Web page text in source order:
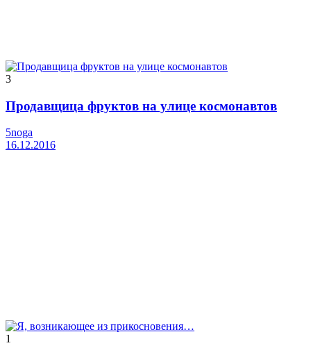
3
Продавщица фруктов на улице космонавтов
5noga
16.12.2016
1